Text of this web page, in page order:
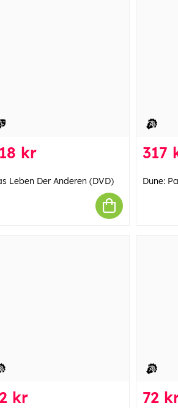
kr
Leben Der Anderen (DVD)
317
Dune:
kr 72